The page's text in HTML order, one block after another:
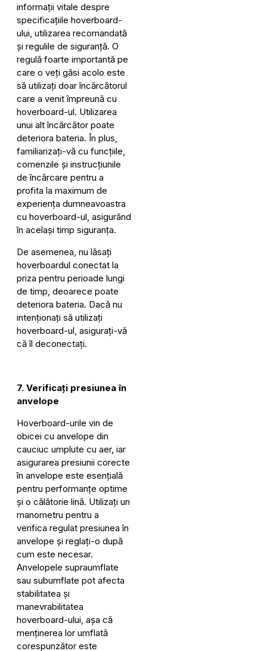
informații vitale despre
specificațiile hoverboard-
ului, utilizarea recomandată
și regulile de siguranță. O
regulă foarte importantă pe
care o veți găsi acolo este
să utilizați doar încărcătorul
care a venit împreună cu
hoverboard-ul. Utilizarea
unui alt încărcător poate
deteriora bateria. În plus,
familiarizați-vă cu funcțiile,
comenzile și instrucțiunile
de încărcare pentru a
profita la maximum de
experiența dumneavoastra
cu hoverboard-ul, asigurând
în același timp siguranța.
De asemenea, nu lăsați
hoverboardul conectat la
priza pentru perioade lungi
de timp, deoarece poate
deteriora bateria. Dacă nu
intenționați să utilizați
hoverboard-ul, asigurați-vă
că îl deconectați.
7. Verificați presiunea în
anvelope
Hoverboard-urile vin de
obicei cu anvelope din
cauciuc umplute cu aer, iar
asigurarea presiunii corecte
în anvelope este esențială
pentru performanțe optime
și o călătorie lină. Utilizați un
manometru pentru a
verifica regulat presiunea în
anvelope și reglați-o după
cum este necesar.
Anvelopele supraumflate
sau subumflate pot afecta
stabilitatea și
manevrabilitatea
hoverboard-ului, așa că
menținerea lor umflată
corespunzător este